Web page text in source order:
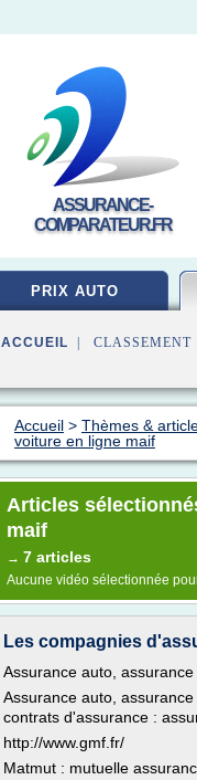
ASSURANCE-
COMPARATEUR.FR
PRIX AUTO
ACCUEIL | CLASSEMENT
Accueil > Thèmes &
voiture en ligne maif
Articles
maif
→ 7 articles
Aucune vidéo sélectionnée
Les compagnies
Assurance auto,
Assurance auto,
contrats d'assurance :
http://www.gmf.fr/
Matmut : mutuelle